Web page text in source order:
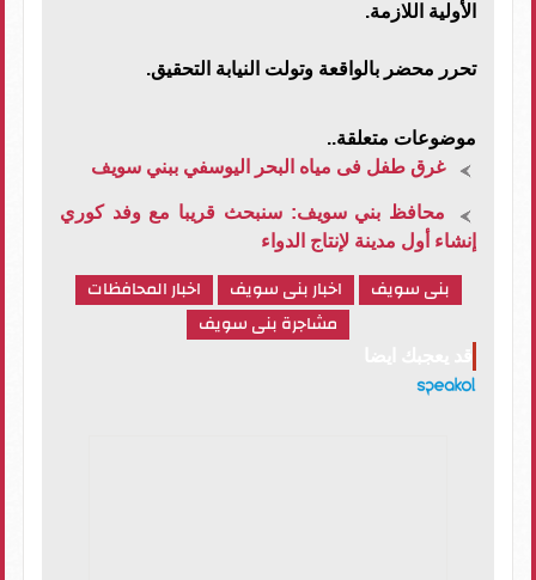
الأولية اللازمة.
تحرر محضر بالواقعة وتولت النيابة التحقيق.
موضوعات متعلقة..
غرق طفل فى مياه البحر اليوسفي ببني سويف
محافظ بني سويف: سنبحث قريبا مع وفد كوري
إنشاء أول مدينة لإنتاج الدواء
بنى سويف اخبار بنى سويف
اخبار المحافظات
مشاجرة بنى سويف